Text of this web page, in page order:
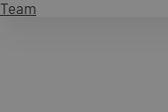
Team